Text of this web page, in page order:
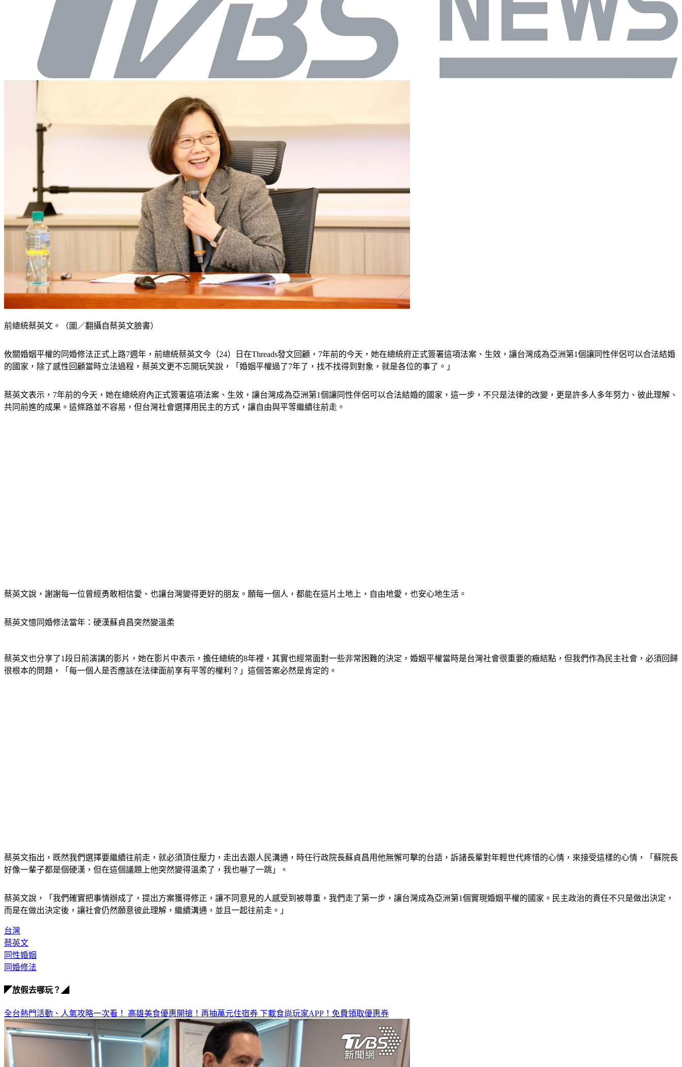
前總統蔡英文。（圖／翻攝自蔡英文臉書）
攸關婚姻平權的同婚修法正式上路7週年，前總統蔡英文今（24）日在Threads發文回顧，7年前的今天，她在總統府正式簽署這項法案、生效，讓台灣成為亞洲第1個讓同性伴侶可以合法結婚
的國家，除了感性回顧當時立法過程，蔡英文更不忘開玩笑說，「婚姻平權過了7年了，找不找得到對象，就是各位的事了。」
蔡英文表示，7年前的今天，她在總統府內正式簽署這項法案、生效，讓台灣成為亞洲第1個讓同性伴侶可以合法結婚的國家，這一步，不只是法律的改變，更是許多人多年努力、彼此理解、
共同前進的成果。這條路並不容易，但台灣社會選擇用民主的方式，讓自由與平等繼續往前走。
蔡英文說，謝謝每一位曾經勇敢相信愛、也讓台灣變得更好的朋友。願每一個人，都能在這片土地上，自由地愛，也安心地生活。
蔡英文憶同婚修法當年：硬漢蘇貞昌突然變溫柔
蔡英文也分享了1段日前演講的影片，她在影片中表示，擔任總統的8年裡，其實也經常面對一些非常困難的決定，婚姻平權當時是台灣社會很重要的癥結點，但我們作為民主社會，必須回歸
很根本的問題，「每一個人是否應該在法律面前享有平等的權利？」這個答案必然是肯定的。
蔡英文指出，既然我們選擇要繼續往前走，就必須頂住壓力，走出去跟人民溝通，時任行政院長蘇貞昌用他無懈可擊的台語，訴諸長輩對年輕世代疼惜的心情，來接受這樣的心情，「蘇院長
好像一輩子都是個硬漢，但在這個議題上他突然變得溫柔了，我也嚇了一跳」。
蔡英文說，「我們確實把事情辦成了，提出方案獲得修正，讓不同意見的人感受到被尊重，我們走了第一步，讓台灣成為亞洲第1個實現婚姻平權的國家。民主政治的責任不只是做出決定，
而是在做出決定後，讓社會仍然願意彼此理解，繼續溝通，並且一起往前走。」
台灣
蔡英文
同性婚姻
同婚修法
◤放假去哪玩？◢
全台熱門活動、人氣攻略一次看！ 高雄美食優惠開搶！再抽萬元住宿券 下載食尚玩家APP！免費領取優惠券